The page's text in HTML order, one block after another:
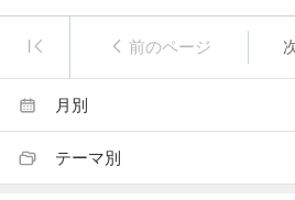
前のページ
月別
テーマ別